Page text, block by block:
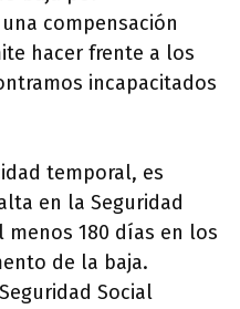
compensación
hacer frente a los
incapacitados
temporal, es
en la Seguridad
menos 180 días en los
de la baja.
Social